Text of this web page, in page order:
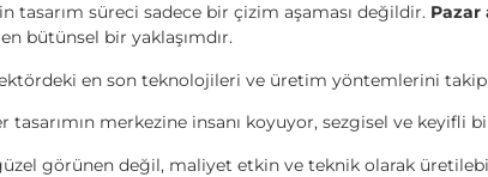
tasarım süreci sadece bir çizim aşaması değildir. Pazar
bütünsel bir yaklaşımdır.
en son teknolojileri ve üretim yöntemlerini takip
tasarımın merkezine insanı koyuyor, sezgisel ve keyifli
görünen değil, maliyet etkin ve teknik olarak